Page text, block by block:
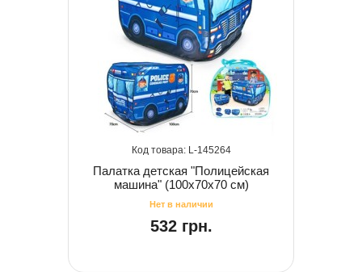
145264
Палатка детская "Полицейская
машина" (100х70х70 см)
532 грн.